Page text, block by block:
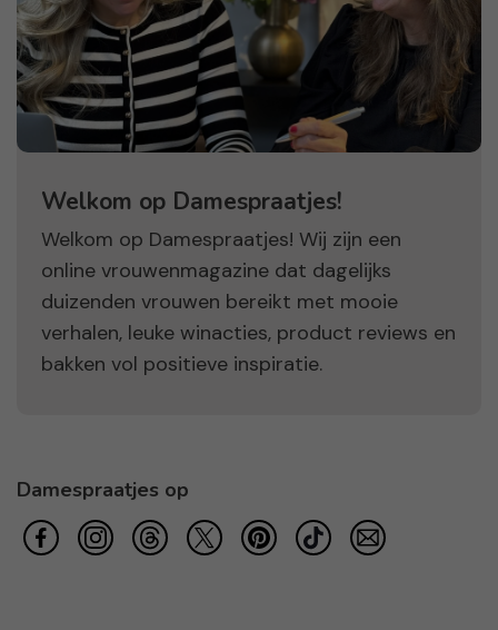
Welkom op Damespraatjes!
Welkom op Damespraatjes! Wij zijn een
online vrouwenmagazine dat dagelijks
duizenden vrouwen bereikt met mooie
verhalen, leuke winacties, product reviews en
bakken vol positieve inspiratie.
Damespraatjes op